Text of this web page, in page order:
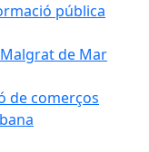
pública
de Mar
de comerços